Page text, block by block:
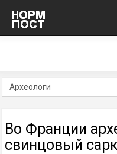
Во Франции
свинцовый